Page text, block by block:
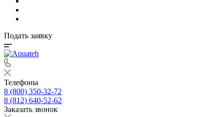
Подать заявку
Телефоны
8 (800) 350-32-72
8 (812) 640-52-62
Заказать звонок